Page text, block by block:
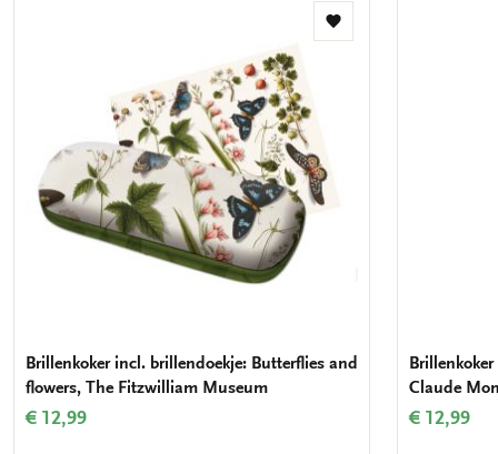
Toevoegen
Brillenkoker incl. brillendoekje: Butterflies and
flowers, The Fitzwilliam Museum
€ 12,99
Claude
€ 12,99